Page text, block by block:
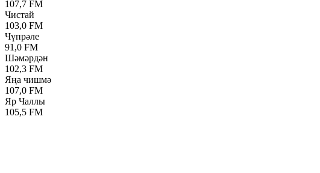
107,7 FM
Чистай
103,0 FM
Чүпрәле
91,0 FM
Шәмәрдән
102,3 FM
Яңа чишмә
107,0 FM
Яр Чаллы
105,5 FM